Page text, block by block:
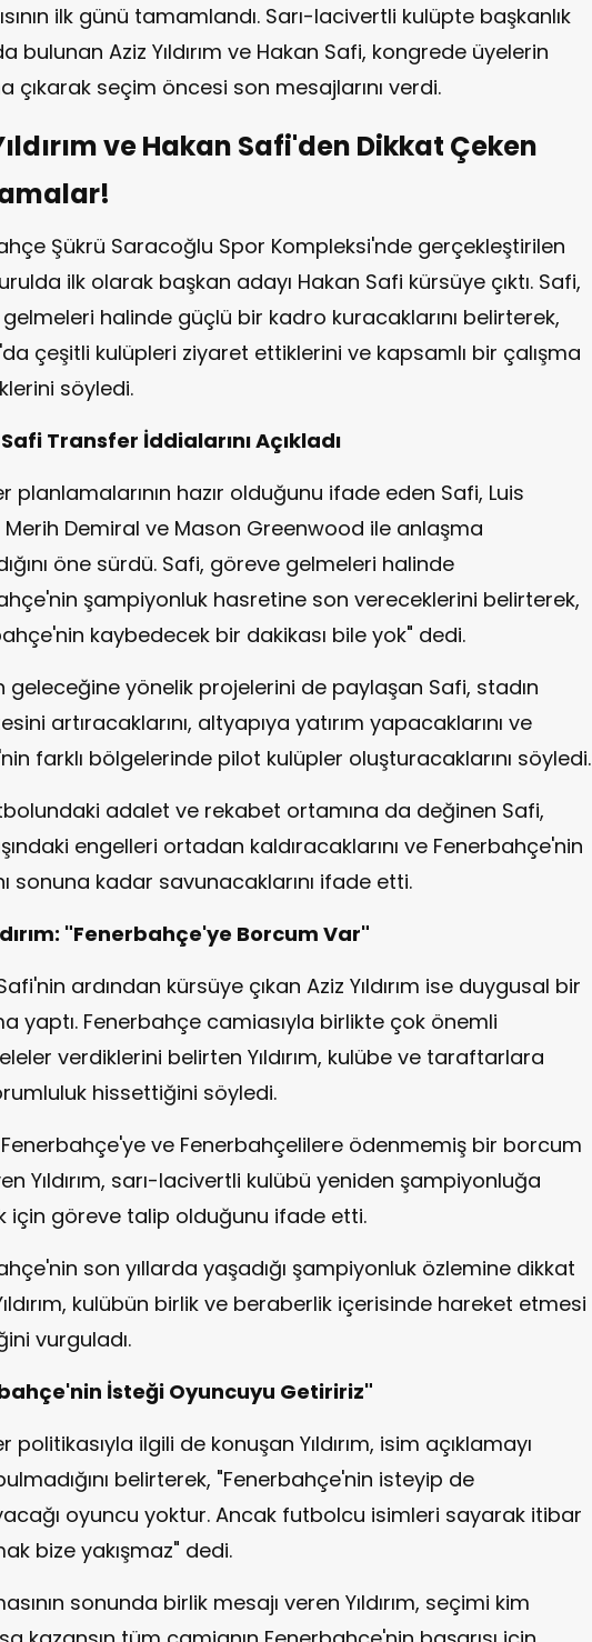
ilk günü tamamlandı. Sarı-lacivertli kulüpte başkanlık
bulunan Aziz Yıldırım ve Hakan Safi, kongrede üyelerin
çıkarak seçim öncesi son mesajlarını verdi.
ve Hakan Safi'den Dikkat Çeken
Şükrü Saracoğlu Spor Kompleksi'nde gerçekleştirilen
ilk olarak başkan adayı Hakan Safi kürsüye çıktı. Safi,
halinde güçlü bir kadro kuracaklarını belirterek,
çeşitli kulüpleri ziyaret ettiklerini ve kapsamlı bir çalışma
söyledi.
Transfer İddialarını Açıkladı
planlamalarının hazır olduğunu ifade eden Safi, Luis
Merih Demiral ve Mason Greenwood ile anlaşma
öne sürdü. Safi, göreve gelmeleri halinde
şampiyonluk hasretine son vereceklerini belirterek,
kaybedecek bir dakikası bile yok" dedi.
geleceğine yönelik projelerini de paylaşan Safi, stadın
artıracaklarını, altyapıya yatırım yapacaklarını ve
farklı bölgelerinde pilot kulüpler oluşturacaklarını söyledi.
adalet ve rekabet ortamına da değinen Safi,
engelleri ortadan kaldıracaklarını ve Fenerbahçe'nin
sonuna kadar savunacaklarını ifade etti.
"Fenerbahçe'ye Borcum Var"
ardından kürsüye çıkan Aziz Yıldırım ise duygusal bir
yaptı. Fenerbahçe camiasıyla birlikte çok önemli
verdiklerini belirten Yıldırım, kulübe ve taraftarlara
hissettiğini söyledi.
ve Fenerbahçelilere ödenmemiş bir borcum
Yıldırım, sarı-lacivertli kulübü yeniden şampiyonluğa
için göreve talip olduğunu ifade etti.
son yıllarda yaşadığı şampiyonluk özlemine dikkat
kulübün birlik ve beraberlik içerisinde hareket etmesi
vurguladı.
İsteği Oyuncuyu Getiririz"
politikasıyla ilgili de konuşan Yıldırım, isim açıklamayı
belirterek, "Fenerbahçe'nin isteyip de
oyuncu yoktur. Ancak futbolcu isimleri sayarak itibar
bize yakışmaz" dedi.
sonunda birlik mesajı veren Yıldırım, seçimi kim